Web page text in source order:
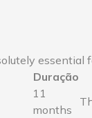
Duração
11
months